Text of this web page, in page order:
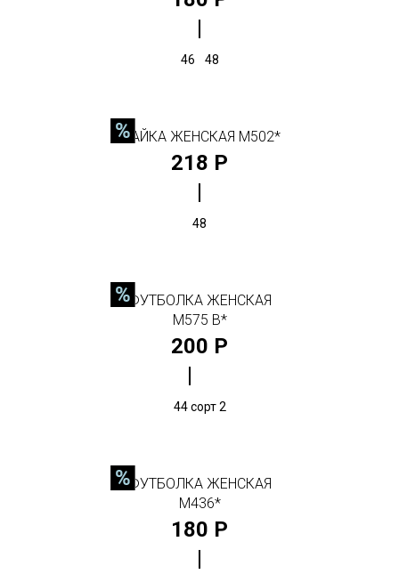
46 48
МАЙКА ЖЕНСКАЯ М502*
218 Р
48
ФУТБОЛКА ЖЕНСКАЯ
М575 В*
200 Р
44 сорт 2
ФУТБОЛКА ЖЕНСКАЯ
М436*
180 Р